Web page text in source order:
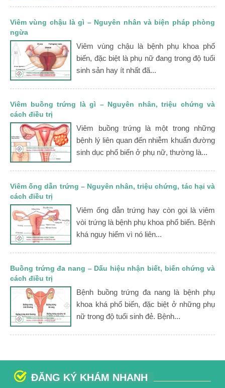
Viêm vùng chậu là gì – Nguyên nhân và biện pháp phòng
ngừa
Viêm vùng chậu là bệnh phụ khoa phổ
biến, đặc biệt là phụ nữ đang trong độ tuổi
sinh sản hay ít nhất đã...
Viêm buồng trứng là gì – Nguyên nhân, triệu chứng và
cách điều trị
Viêm buồng trứng là một trong những
bệnh lý liên quan đến nhiễm khuẩn đường
sinh dục phổ biến ở phụ nữ, thường là...
Viêm ống dẫn trứng – Nguyên nhân, triệu chứng, tác hại và
cách điều trị
Viêm ống dẫn trứng hay còn gọi là viêm
vòi trứng là bệnh phụ khoa phổ biến. Bệnh
khá nguy hiểm vì nó liên...
Buồng trứng đa nang – Dấu hiệu nhận biết, biến chứng và
cách điều trị
Bệnh buồng trứng đa nang là bệnh phụ
khoa khá phổ biến, đặc biệt ở những phụ
nữ trong độ tuổi sinh đẻ. Bệnh...
ĐĂNG KÝ KHÁM NHANH